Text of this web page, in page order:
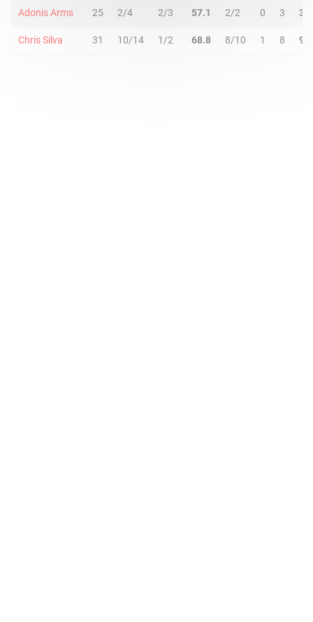
Adonis Arms 25 2/4 2/3 57.1 2/2 0 3 3
Chris Silva 31 10/14 1/2 68.8 8/10 1 8 9